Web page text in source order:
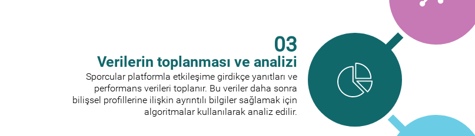
03
Verilerin toplanması ve analizi
Sporcular platformla etkileşime girdikçe yanıtları ve
performans verileri toplanır. Bu veriler daha sonra
bilişsel profillerine ilişkin ayrıntılı bilgiler sağlamak için
algoritmalar kullanılarak analiz edilir.